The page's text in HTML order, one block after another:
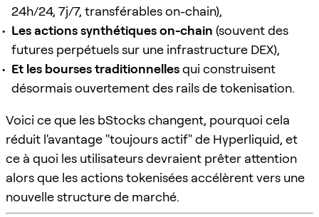
24h/24, 7j/7, transférables on-chain),
Les actions synthétiques on-chain (souvent des
futures perpétuels sur une infrastructure DEX),
Et les bourses traditionnellesqui construisent
désormais ouvertement des rails de tokenisation.
Voici ce que les bStocks changent, pourquoi cela
réduit l'avantage "toujours actif" de Hyperliquid, et
ce à quoi les utilisateurs devraient prêter attention
alors que les actions tokenisées accélèrent vers une
nouvelle structure de marché.